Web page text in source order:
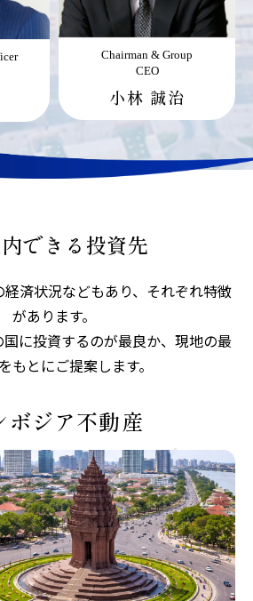
Chairman & Group
CEO
小林 誠治
できる投資先
済状況などもあり、それぞれ特徴
があります。
に投資するのが最良か、現地の最
もとにご提案します。
ボジア不動産